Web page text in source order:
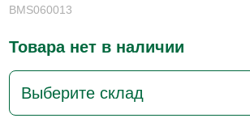
BMS060013
Товара нет в наличии